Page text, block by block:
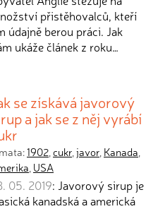
přistěhovalců, kteří
údajně berou práci. Jak
ukáže článek z roku…
se získává javorový
a jak se z něj vyrábí
1902,cukr,javor, Kanada,
, USA
05. 2019: Javorový sirup je
kanadská a americká